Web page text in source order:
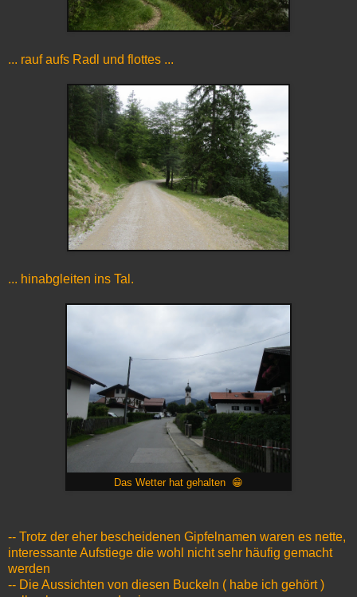
... rauf aufs Radl und flottes ...
... hinabgleiten ins Tal.
Das Wetter hat gehalten 😁
-- Trotz der eher bescheidenen Gipfelnamen waren es nette,
interessante Aufstiege die wohl nicht sehr häufig gemacht
werden
-- Die Aussichten von diesen Buckeln ( habe ich gehört )